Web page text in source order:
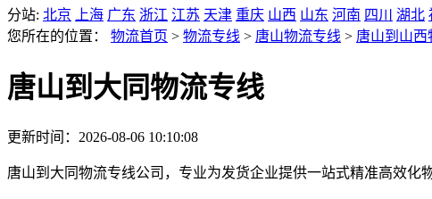
分站: 北京 上海 广东 浙江 江苏 天津 重庆 山西 山东 河南 四川 湖北
您所在的位置：
物流首页 > 物流专线 > 唐山物流专线 > 唐山到山西
唐山到大同物流专线
更新时间：2026-08-06 10:10:08
唐山到大同物流专线公司，专业为发货企业提供一站式精准高效化